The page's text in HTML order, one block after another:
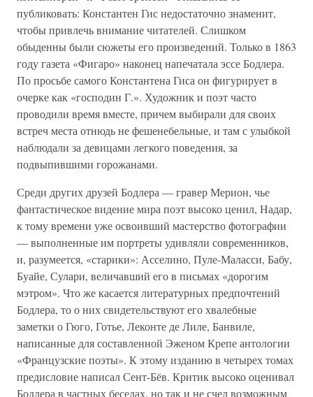
публиковать: Константен Гис недостаточно знаменит,
чтобы привлечь внимание читателей. Слишком
обыденны были сюжеты его произведений. Только в 1863
году газета «Фигаро» наконец напечатала эссе Бодлера.
По просьбе самого Константена Гиса он фигурирует в
очерке как «господин Г.». Художник и поэт часто
проводили время вместе, причем выбирали для своих
встреч места отнюдь не фешенебельные, и там с улыбкой
наблюдали за девицами легкого поведения, за
подвыпившими горожанами.
Среди других друзей Бодлера — гравер Мерион, чье
фантастическое видение мира поэт высоко ценил, Надар,
к тому времени уже освоивший мастерство фотографии
— выполненные им портреты удивляли современников,
и, разумеется, «старики»: Асселино, Пуле-Маласси, Бабу,
Буайе, Сулари, величавший его в письмах «дорогим
мэтром». Что же касается литературных предпочтений
Бодлера, то о них свидетельствуют его хвалебные
заметки о Гюго, Готье, Леконте де Лиле, Банвиле,
написанные для составленной Эженом Крепе антологии
«Французские поэты». К этому изданию в четырех томах
предисловие написал Сент-Бёв. Критик высоко оценивал
Бодлера в частных беседах, но так и не счел возможным